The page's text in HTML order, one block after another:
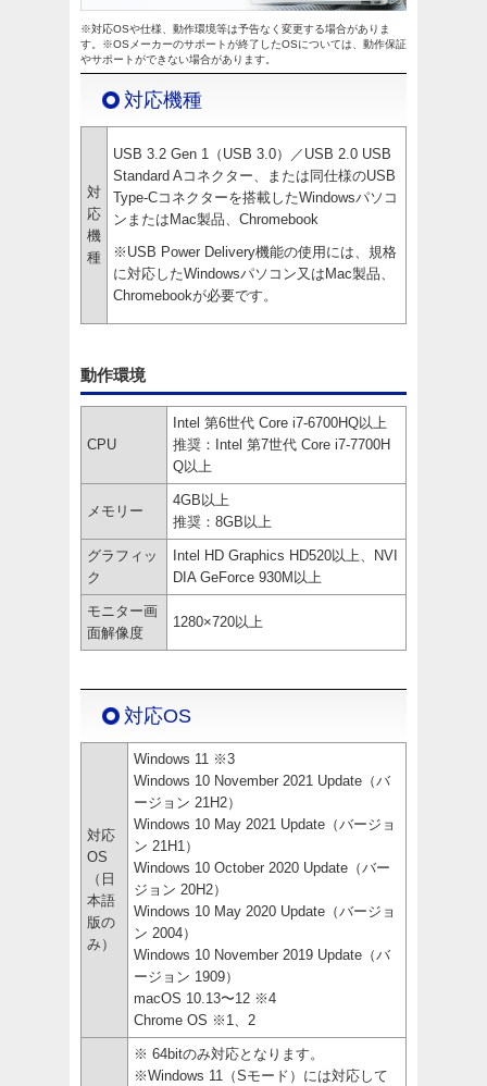
※対応OSや仕様、動作環境等は予告なく変更する場合がありま
す。※OSメーカーのサポートが終了したOSについては、動作保証
やサポートができない場合があります。
対応機種
対
応
機
種
USB 3.2 Gen 1（USB 3.0）／USB 2.0 USB
Standard Aコネクター、または同仕様のUSB
Type-Cコネクターを搭載したWindowsパソコ
ンまたはMac製品、Chromebook
※USB Power Delivery機能の使用には、規格
に対応したWindowsパソコン又はMac製品、
Chromebookが必要です。
動作環境
CPU
Intel 第6世代 Core i7-6700HQ以上
推奨：Intel 第7世代 Core i7-7700H
Q以上
メモリー
4GB以上
推奨：8GB以上
グラフィッ
ク
Intel HD Graphics HD520以上、NVI
DIA GeForce 930M以上
モニター画
面解像度
1280×720以上
対応OS
対応
OS
（日
本語
版の
み）
Windows 11 ※3
Windows 10 November 2021 Update（バ
ージョン 21H2）
Windows 10 May 2021 Update（バージョ
ン 21H1）
Windows 10 October 2020 Update（バー
ジョン 20H2）
Windows 10 May 2020 Update（バージョ
ン 2004）
Windows 10 November 2019 Update（バ
ージョン 1909）
macOS 10.13〜12 ※4
Chrome OS ※1、2
※ 64bitのみ対応となります。
※Windows 11（Sモード）には対応して